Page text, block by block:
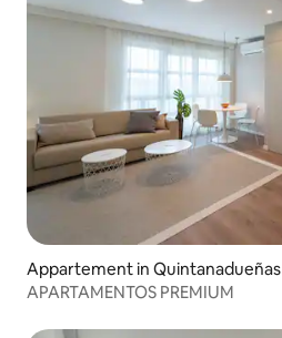
Appartement in Quintanadueñas
APARTAMENTOS PREMIUM